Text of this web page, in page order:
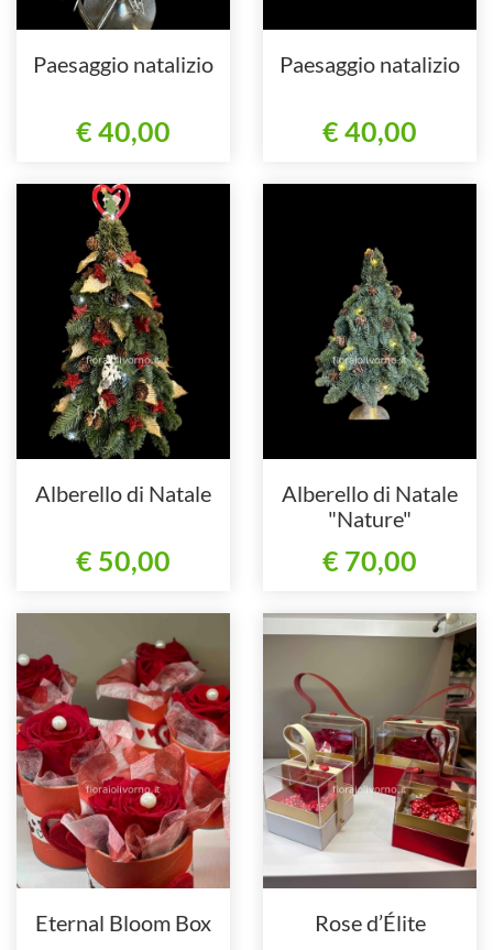
Paesaggio natalizio
€ 40,00
Paesaggio natalizio
€ 40,00
Alberello di Natale
€ 50,00
Alberello di Natale
"Nature"
€ 70,00
Eternal Bloom Box Rose d’Élite